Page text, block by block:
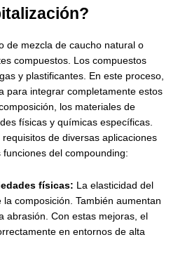
de mezcla de caucho natural o
compuestos. Los compuestos
y plastificantes. En este proceso,
para integrar completamente estos
los materiales de
físicas y químicas específicas.
de diversas aplicaciones
del compounding:
físicas: La elasticidad del
composición. También aumentan
abrasión. Con estas mejoras, el
en entornos de alta